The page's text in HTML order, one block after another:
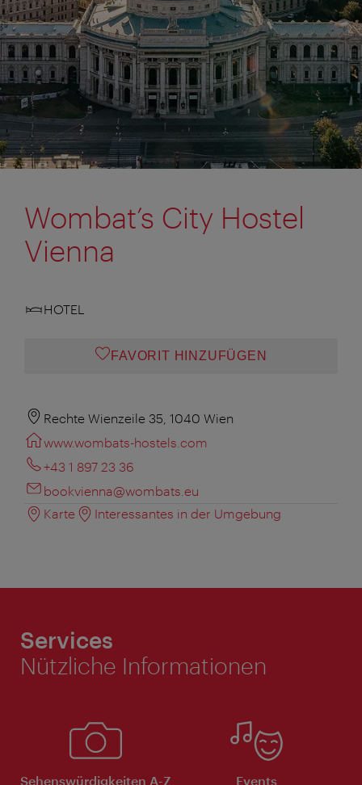
Wombat’s City Hostel
Vienna
HOTEL
FAVORIT HINZUFÜGEN
Rechte Wienzeile 35, 1040 Wien
www.wombats-hostels.com
+43 1 897 23 36
bookvienna@wombats.eu
Karte
Interessantes in der Umgebung
Services
Nützliche Informationen
Sehenswürdigkeiten A-Z Events